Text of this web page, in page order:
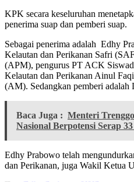
KPK secara keseluruhan
penerima suap dan pemberi suap.
Sebagai penerima adalah Edhy
Kelautan dan Perikanan Safri
(APM), pengurus PT ACK
Kelautan dan Perikanan Ainul
(AM). Sedangkan pemberi
Baca Juga : Menteri
Nasional Berpotensi Serap
Edhy Prabowo telah
dan Perikanan, juga Wakil Ketua